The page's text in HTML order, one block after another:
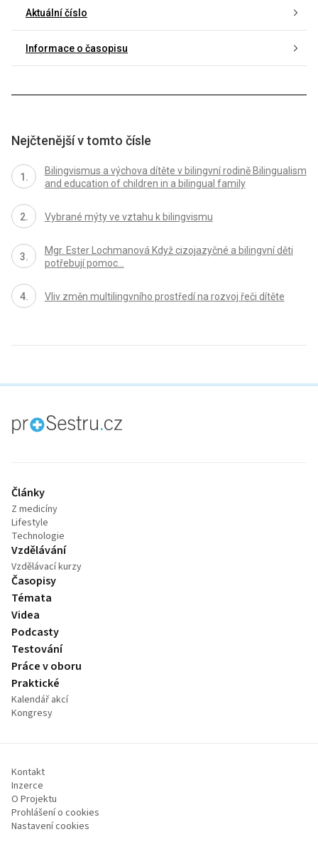
Aktuální číslo
Informace o časopisu
Nejčtenější v tomto čísle
Bilingvismus a výchova dítěte v bilingvní rodině Bilingualism
and education of children in a bilingual family
Vybrané mýty ve vztahu k bilingvismu
Mgr. Ester Lochmanová Když cizojazyčné a bilingvní děti
potřebují pomoc…
Vliv změn multilingvního prostředí na rozvoj řeči dítěte
proLékaře.cz
Články
Z medicíny
Lifestyle
Technologie
Vzdělávání
Vzdělávací kurzy
Časopisy
Témata
Videa
Podcasty
Testování
Práce v oboru
Praktické
Kalendář akcí
Kongresy
Kontakt
Inzerce
O Projektu
Prohlášení o cookies
Nastavení cookies